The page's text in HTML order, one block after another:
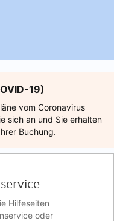
19)
vom Coronavirus
sich an und Sie erhalten
Buchung.
Hilfeseiten
oder